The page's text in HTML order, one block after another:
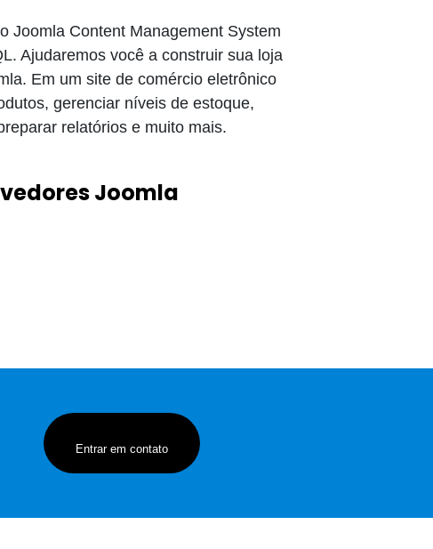
Joomla Content Management System
Ajudaremos você a construir sua loja
Em um site de comércio eletrônico
gerenciar níveis de estoque,
relatórios e muito mais.
Joomla
Entrar em contato